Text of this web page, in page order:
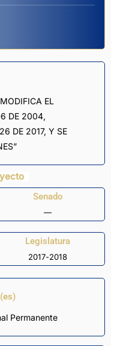
EL
DE 2004,
DE 2017, Y SE
Senado
—
Legislatura
2017-2018
Permanente